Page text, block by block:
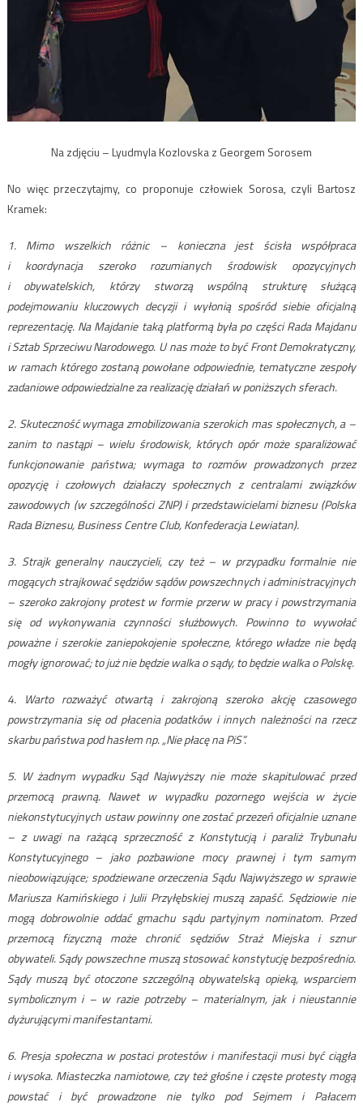
Na zdjęciu – Lyudmyla Kozlovska z Georgem Sorosem
No więc przeczytajmy, co proponuje człowiek Sorosa, czyli Bartosz
Kramek:
1. Mimo wszelkich różnic – konieczna jest ścisła współpraca
i koordynacja szeroko rozumianych środowisk opozycyjnych
i obywatelskich, którzy stworzą wspólną strukturę służącą
podejmowaniu kluczowych decyzji i wyłonią spośród siebie oficjalną
reprezentację. Na Majdanie taką platformą była po części Rada Majdanu
i Sztab Sprzeciwu Narodowego. U nas może to być Front Demokratyczny,
w ramach którego zostaną powołane odpowiednie, tematyczne zespoły
zadaniowe odpowiedzialne za realizację działań w poniższych sferach.
2. Skuteczność wymaga zmobilizowania szerokich mas społecznych, a –
zanim to nastąpi – wielu środowisk, których opór może sparaliżować
funkcjonowanie państwa; wymaga to rozmów prowadzonych przez
opozycję i czołowych działaczy społecznych z centralami związków
zawodowych (w szczególności ZNP) i przedstawicielami biznesu (Polska
Rada Biznesu, Business Centre Club, Konfederacja Lewiatan).
3. Strajk generalny nauczycieli, czy też – w przypadku formalnie nie
mogących strajkować sędziów sądów powszechnych i administracyjnych
– szeroko zakrojony protest w formie przerw w pracy i powstrzymania
się od wykonywania czynności służbowych. Powinno to wywołać
poważne i szerokie zaniepokojenie społeczne, którego władze nie będą
mogły ignorować; to już nie będzie walka o sądy, to będzie walka o Polskę.
4. Warto rozważyć otwartą i zakrojoną szeroko akcję czasowego
powstrzymania się od płacenia podatków i innych należności na rzecz
skarbu państwa pod hasłem np. „Nie płacę na PiS”.
5. W żadnym wypadku Sąd Najwyższy nie może skapitulować przed
przemocą prawną. Nawet w wypadku pozornego wejścia w życie
niekonstytucyjnych ustaw powinny one zostać przezeń oficjalnie uznane
– z uwagi na rażącą sprzeczność z Konstytucją i paraliż Trybunału
Konstytucyjnego – jako pozbawione mocy prawnej i tym samym
nieobowiązujące; spodziewane orzeczenia Sądu Najwyższego w sprawie
Mariusza Kamińskiego i Julii Przyłębskiej muszą zapaść. Sędziowie nie
mogą dobrowolnie oddać gmachu sądu partyjnym nominatom. Przed
przemocą fizyczną może chronić sędziów Straż Miejska i sznur
obywateli. Sądy powszechne muszą stosować konstytucję bezpośrednio.
Sądy muszą być otoczone szczególną obywatelską opieką, wsparciem
symbolicznym i – w razie potrzeby – materialnym, jak i nieustannie
dyżurującymi manifestantami.
6. Presja społeczna w postaci protestów i manifestacji musi być ciągła
i wysoka. Miasteczka namiotowe, czy też głośne i częste protesty mogą
powstać i być prowadzone nie tylko pod Sejmem i Pałacem